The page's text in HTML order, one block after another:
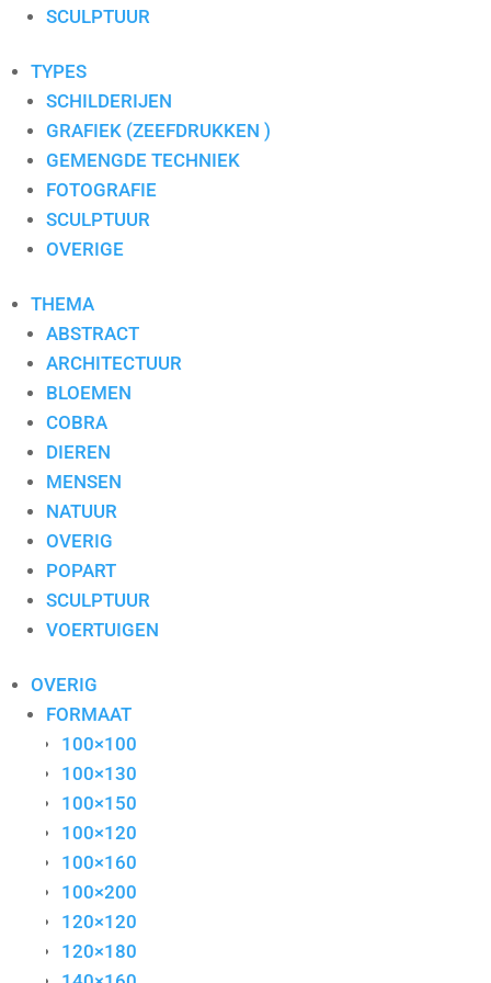
S. PAULISSEN
SJER JACOBS
SUSAN RUITER
THEO KOSTER
THEO ONNES
TINEKE ROIJMANS
VAN DAM
VAN DER MADE
WIL WILLEMSE
SCULPTUUR
TYPES
SCHILDERIJEN
GRAFIEK (ZEEFDRUKKEN )
GEMENGDE TECHNIEK
FOTOGRAFIE
SCULPTUUR
OVERIGE
THEMA
ABSTRACT
ARCHITECTUUR
BLOEMEN
COBRA
DIEREN
MENSEN
NATUUR
OVERIG
POPART
SCULPTUUR
VOERTUIGEN
OVERIG
FORMAAT
100×100
100×130
100×150
100×120
100×160
100×200
120×120
120×180